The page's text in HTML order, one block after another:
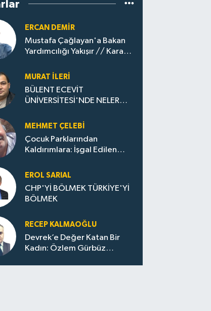
ERCAN DEMIR
Mustafa Çağlayan'a Bakan
Yardımcılığı Yakışır // ​Kara
Zonguldak'ın Dönüşümü..
MURAT İLERI
BÜLENT ECEVİT
ÜNİVERSİTESİ'NDE NELER
MEHMET ÇELEBI
Çocuk Parklarından
Kaldırımlara: İşgal Edilen
Evler Çöp Dolu
EROL SARIAL
CHP'Yİ BÖLMEK TÜRKİYE'Yİ
BÖLMEK
RECEP KALMAOĞLU
Devrek’e Değer Katan Bir
Kadın: Özlem Gürbüz